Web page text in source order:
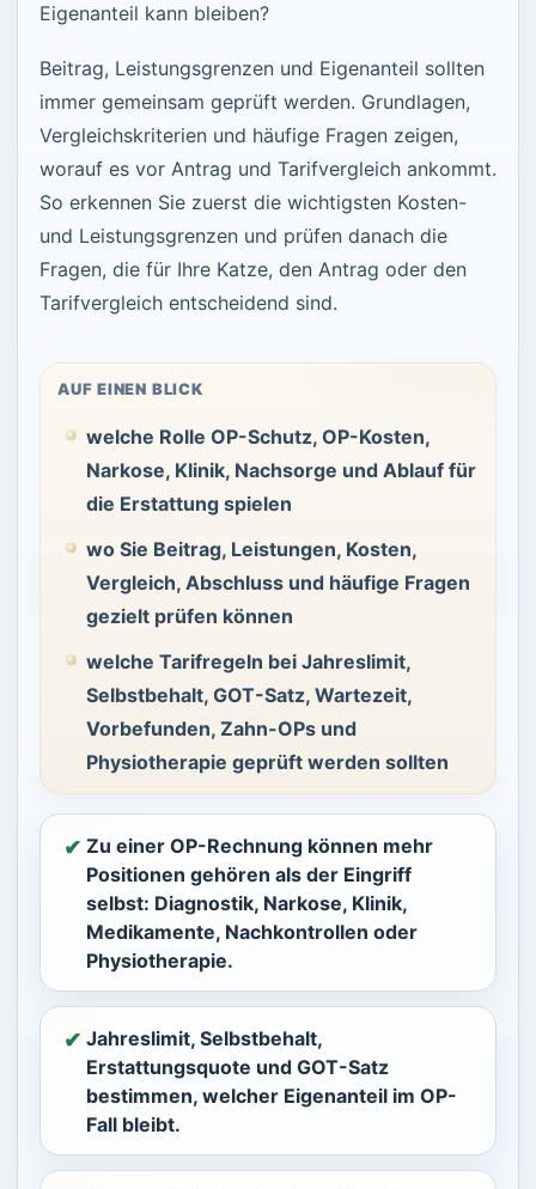
Eigenanteil kann bleiben?
Beitrag, Leistungsgrenzen und Eigenanteil sollten
immer gemeinsam geprüft werden. Grundlagen,
Vergleichskriterien und häufige Fragen zeigen,
worauf es vor Antrag und Tarifvergleich ankommt.
So erkennen Sie zuerst die wichtigsten Kosten-
und Leistungsgrenzen und prüfen danach die
Fragen, die für Ihre Katze, den Antrag oder den
Tarifvergleich entscheidend sind.
AUF EINEN BLICK
welche Rolle OP-Schutz, OP-Kosten,
Narkose, Klinik, Nachsorge und Ablauf für
die Erstattung spielen
wo Sie Beitrag, Leistungen, Kosten,
Vergleich, Abschluss und häufige Fragen
gezielt prüfen können
welche Tarifregeln bei Jahreslimit,
Selbstbehalt, GOT-Satz, Wartezeit,
Vorbefunden, Zahn-OPs und
Physiotherapie geprüft werden sollten
✔︎ Zu einer OP-Rechnung können mehr
Positionen gehören als der Eingriff
selbst: Diagnostik, Narkose, Klinik,
Medikamente, Nachkontrollen oder
Physiotherapie.
✔︎ Jahreslimit, Selbstbehalt,
Erstattungsquote und GOT-Satz
bestimmen, welcher Eigenanteil im OP-
Fall bleibt.